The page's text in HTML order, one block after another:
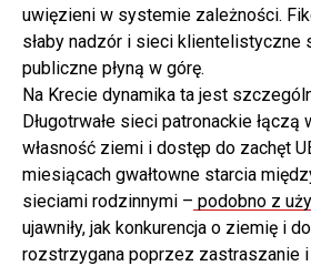
uwięzieni w systemie zależności.
słaby nadzór i sieci klientelistyczne
publiczne płyną w górę.
Na Krecie dynamika ta jest
Długotrwałe sieci patronackie łączą
własność ziemi i dostęp do zachęt
miesiącach gwałtowne starcia
sieciami rodzinnymi – podobno z
ujawniły, jak konkurencja o ziemię i
rozstrzygana poprzez zastraszanie i